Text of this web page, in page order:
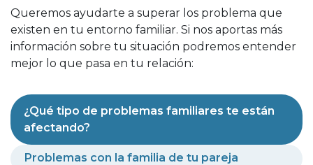
Queremos ayudarte a superar los problema que
existen en tu entorno familiar. Si nos aportas más
información sobre tu situación podremos entender
mejor lo que pasa en tu relación:
¿Qué tipo de problemas familiares te están
afectando?
Problemas con la familia de tu pareja